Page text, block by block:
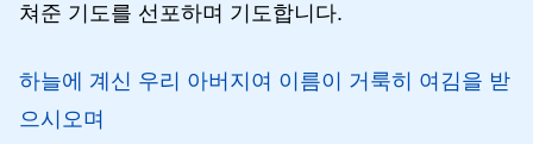
쳐준 기도를 선포하며 기도합니다.
하늘에 계신 우리 아버지여 이름이 거룩히 여김을 받
으시오며